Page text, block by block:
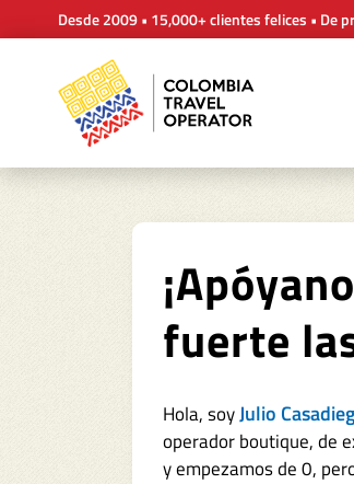
Desde 2009 • 15,000+ clientes felices • De
fuerte
Hola, soyJulio
operador boutique, de
y empezamos de 0,